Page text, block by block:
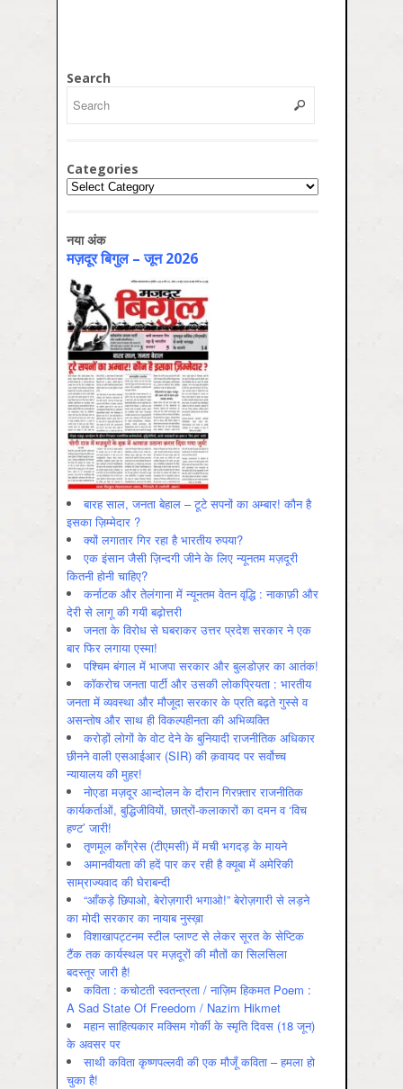
Search
Categories
Categories
नया अंक
मज़दूर बिगुल – जून 2026
बारह साल, जनता बेहाल – टूटे सपनों का अम्बार! कौन है
इसका ज़िम्मेदार ?
क्यों लगातार गिर रहा है भारतीय रुपया?
एक इंसान जैसी ज़िन्दगी जीने के लिए न्यूनतम मज़दूरी
कितनी होनी चाहिए?
कर्नाटक और तेलंगाना में न्यूनतम वेतन वृद्धि : नाकाफ़ी और
देरी से लागू की गयी बढ़ोत्तरी
जनता के विरोध से घबराकर उत्तर प्रदेश सरकार ने एक
बार फिर लगाया एस्मा!
पश्चिम बंगाल में भाजपा सरकार और बुलडोज़र का आतंक!
कॉकरोच जनता पार्टी और उसकी लोकप्रियता : भारतीय
जनता में व्‍यवस्‍था और मौजूदा सरकार के प्रति बढ़ते गुस्‍से व
असन्‍तोष और साथ ही विकल्‍पहीनता की अभिव्‍यक्ति
करोड़ों लोगों के वोट देने के बुनियादी राजनीतिक अधिकार
छीनने वाली एसआईआर (SIR) की क़वायद पर सर्वोच्च
न्यायालय की मुहर!
नोएडा मज़दूर आन्दोलन के दौरान गिरफ़्तार राजनीतिक
कार्यकर्ताओं, बुद्धिजीवियों, छात्रों-कलाकारों का दमन व ‘विच
हण्ट’ जारी!
तृणमूल काँग्रेस (टीएमसी) में मची भगदड़ के मायने
अमानवीयता की हदें पार कर रही है क्यूबा में अमेरिकी
साम्राज्यवाद की घेराबन्दी
“आँकड़े छिपाओ, बेरोज़गारी भगाओ!” बेरोज़गारी से लड़ने
का मोदी सरकार का नायाब नुस्ख़ा
विशाखापट्टनम स्टील प्लाण्ट से लेकर सूरत के सेप्टिक
टैंक तक कार्यस्थल पर मज़दूरों की मौतों का सिलसिला
बदस्तूर जारी है!
कविता : कचोटती स्वतन्त्रता / नाज़िम हिकमत Poem :
A Sad State Of Freedom / Nazim Hikmet
महान साहित्यकार मक्सिम गोर्की के स्मृति दिवस (18 जून)
के अवसर पर
साथी कविता कृष्णपल्लवी की एक मौजूँ कविता – हमला हो
चुका है!